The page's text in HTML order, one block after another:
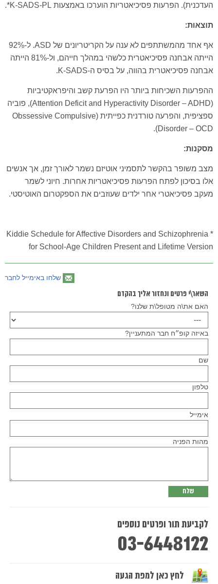
העדכנית). הפרעות פסיכיאטריות הוערכו באמצעות K-SADS-PL*.
תוצאות:
אף אחד מהמשתתפים לא ענה על הקריטריונים של ASD. ל-92%
הייתה אבחנה פסיכיאטרית כלשהי במהלך חייהם, ול-81% הייתה
אבחנה פסיכיאטרית בהווה, על בסיס ה-K-SADS.
ההפרעות השכיחות ביותר היו הפרעת קשב והיפראקטיביות
(Attention Deficit and Hyperactivity Disorder – ADHD), פוביה
ספציפית, והפרעה טורדנית כפייתית (Obssessive Compulsive
Disorder – OCD).
מסקנות:
מצב משופר בהקשר לתסמיני אוטיזם נשמר לאורך זמן, אך אנשים
אלו בסיכון לפתח הפרעות פסיכיאטריות אחרות. חיוני לשמר
מעקב פסיכיאטרי אחר ילדים שעוזבים את הספקטרום האוטיסטי.
* Kiddie Schedule for Affective Disorders and Schizophrenia
for School-Age Children Present and Lifetime Version
שלחו באימייל לחבר
השאר\י פרטים ונחזור אליך בהקדם
האם את\ה מטופל\ת שלנו?
באיזה קופ״ח חבר המתעניין?
שם
טלפון
leave
אימייל
מהות הפניה
לקביעת תור ופרטים נוספים
03-6448122
לחץ כאן למפת הגעה